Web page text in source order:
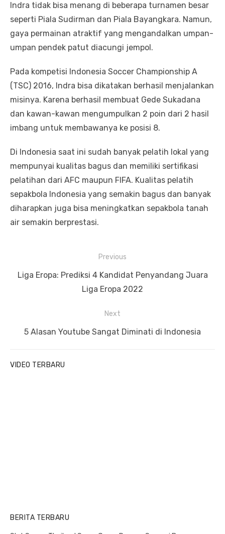
Indra tidak bisa menang di beberapa turnamen besar
seperti Piala Sudirman dan Piala Bayangkara. Namun,
gaya permainan atraktif yang mengandalkan umpan-
umpan pendek patut diacungi jempol.
Pada kompetisi Indonesia Soccer Championship A
(TSC) 2016, Indra bisa dikatakan berhasil menjalankan
misinya. Karena berhasil membuat Gede Sukadana
dan kawan-kawan mengumpulkan 2 poin dari 2 hasil
imbang untuk membawanya ke posisi 8.
Di Indonesia saat ini sudah banyak pelatih lokal yang
mempunyai kualitas bagus dan memiliki sertifikasi
pelatihan dari AFC maupun FIFA. Kualitas pelatih
sepakbola Indonesia yang semakin bagus dan banyak
diharapkan juga bisa meningkatkan sepakbola tanah
air semakin berprestasi.
i
Previous
PLiga Eropa: Prediksi 4 Kandidat Penyandang Juara
Liga Eropa 2022
Next
N
x
5 Alasan Youtube Sangat Diminati di Indonesia
VIDEO TERBARU
BERITA TERBARU